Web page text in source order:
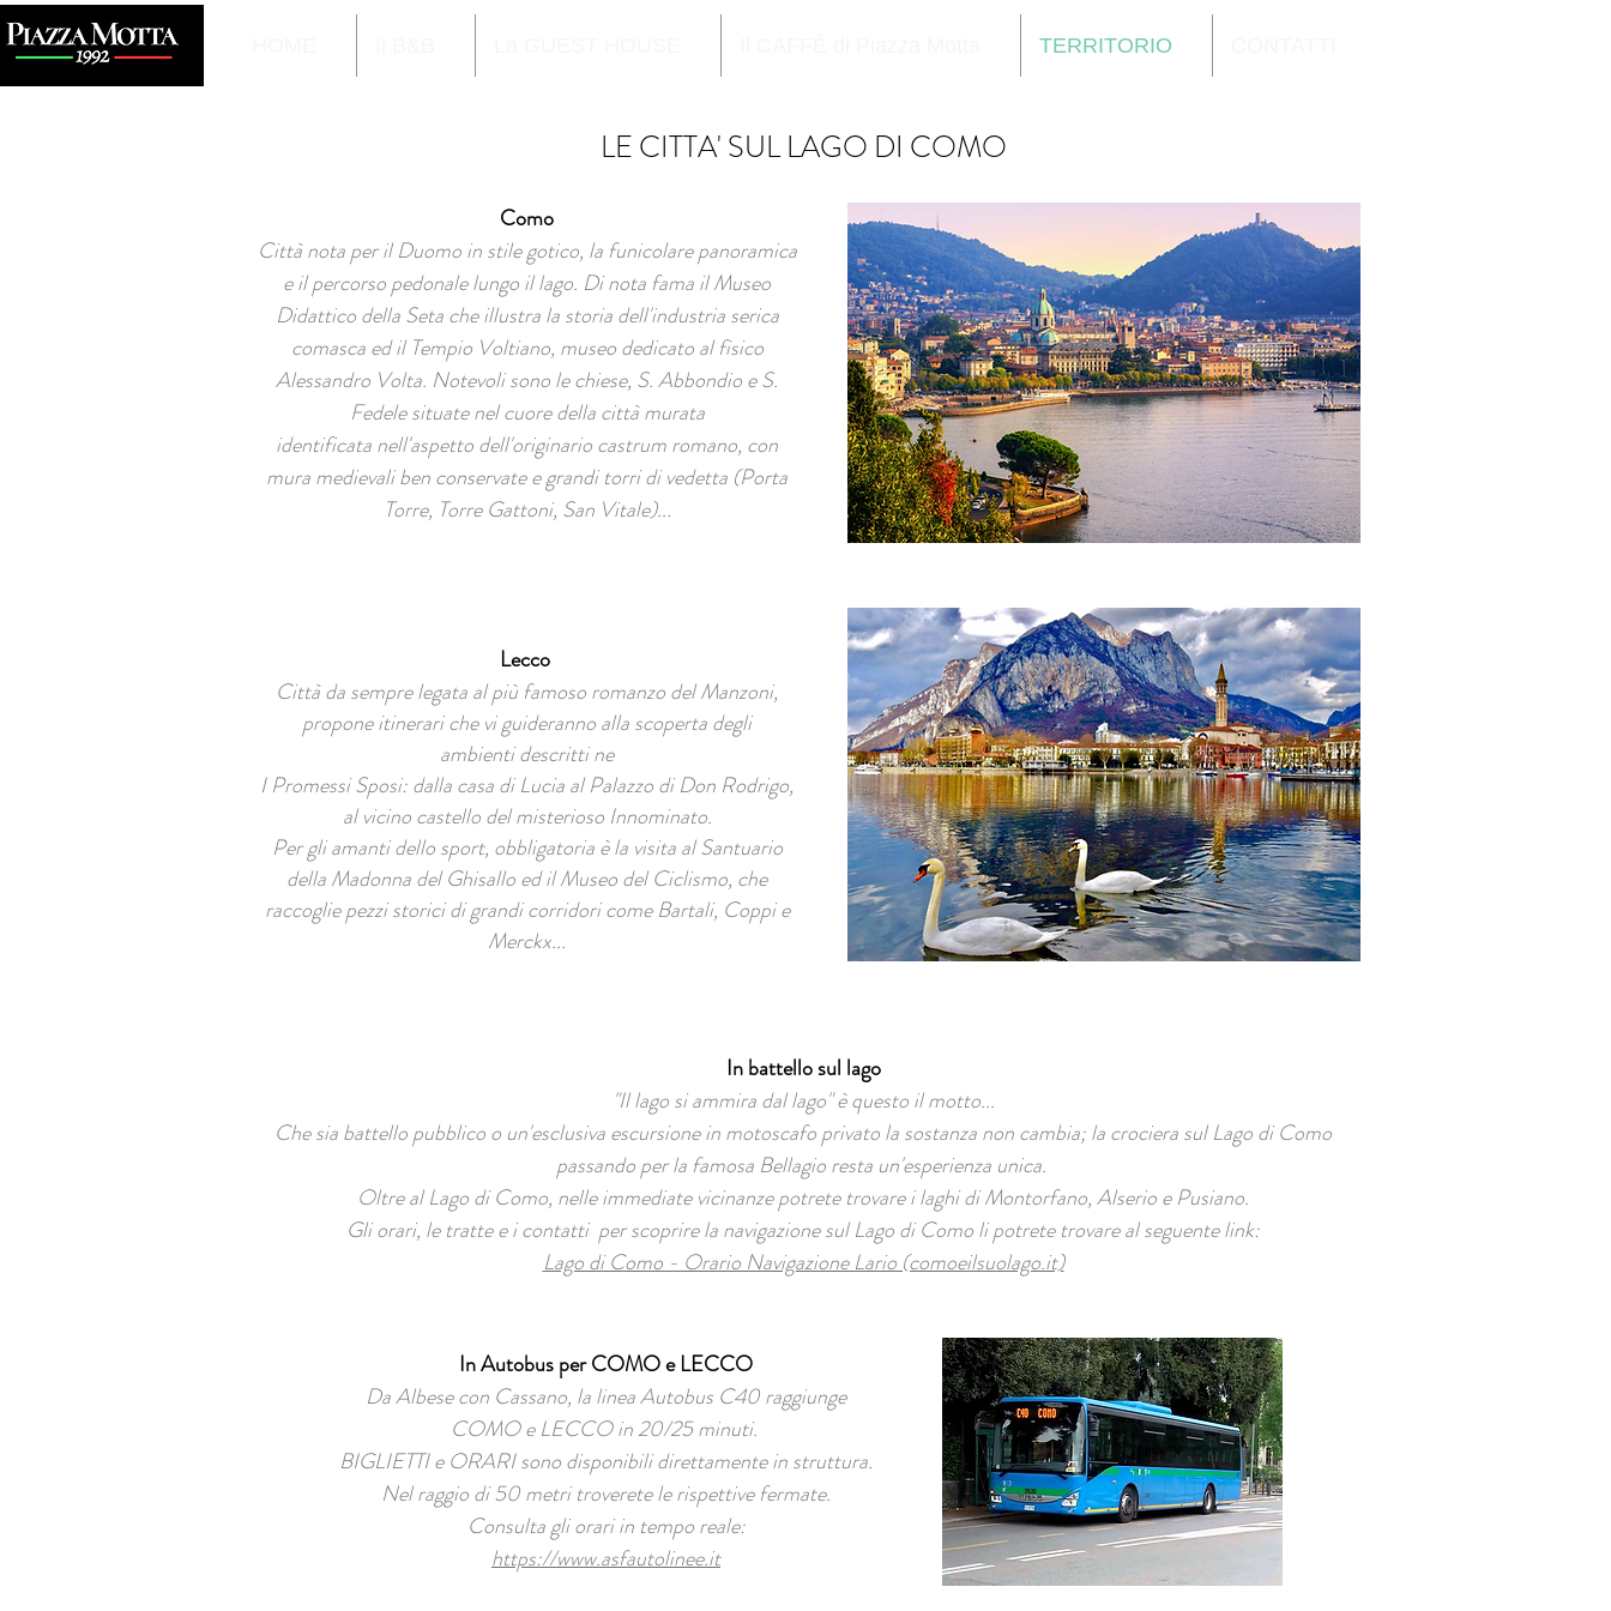
TERRITORIO
LE CITTA' SUL LAGO DI COMO
Como
Città nota per il Duomo in stile gotico, la funicolare panoramica
e il percorso pedonale lungo il lago. Di nota fama il Museo
Didattico della Seta che illustra la storia dell'industria serica
comasca ed il Tempio Voltiano, museo dedicato al fisico
Alessandro Volta. Notevoli sono le chiese, S. Abbondio e S.
Fedele situate nel cuore della città murata
identificata nell'aspetto dell'originariocastrumromano, con
mura medievali ben conservate e grandi torri di vedetta (Porta
Torre, Torre Gattoni, San Vitale)...
Lecco
Città da sempre legata al più famoso romanzo del Manzoni,
propone itinerari che vi guideranno alla scoperta degli
ambienti descritti ne
I Promessi Sposi: dalla casa di Lucia al Palazzo di Don Rodrigo,
al vicino castello del misterioso Innominato.
Per gli amanti dello sport, obbligatoria è la visita al Santuario
della Madonna del Ghisallo ed il Museo del Ciclismo, che
raccoglie pezzi storici di grandi corridori come Bartali, Coppi e
Merckx...
In battello sul lago
"Il lago si ammira dal lago" è questo il motto...
Che sia battello pubblico o un'esclusiva escursione in motoscafo privato la sostanza non cambia; la crociera sul Lago di Como
passando per la famosa Bellagio resta un'esperienza unica.
Oltre al Lago di Como, nelle immediate vicinanze potrete trovare i laghi di Montorfano, Alserio e Pusiano.
Gli orari, le tratte e i contatti per scoprire la navigazione sul Lago di Como li potrete trovare al seguente link:
Lago di Como - Orario Navigazione Lario (comoeilsuolago.it)
In Autobus per COMO e LECCO
Da Albese con Cassano, la linea Autobus C40 raggiunge
COMO e LECCO in 20/25 minuti.
BIGLIETTI e ORARI sono disponibili direttamente in struttura.
Nel raggio di 50 metri troverete le rispettive fermate.
Consulta gli orari in tempo reale:
https://www.asfautolinee.it